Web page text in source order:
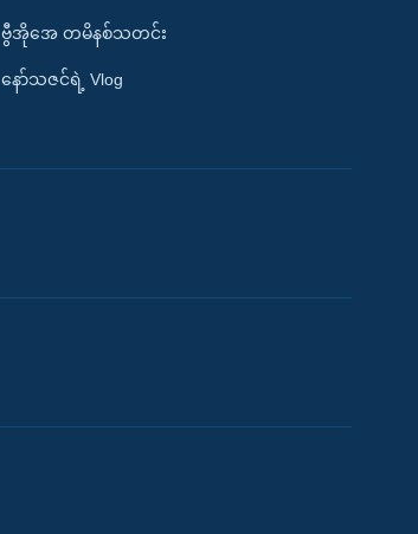
ဗွီအိုအေ တမိနစ်သတင်း
နော်သဇင်ရဲ့ Vlog